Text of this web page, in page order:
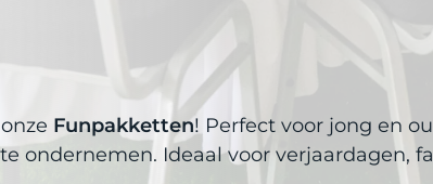
Funpakketten! Perfect voor jong en
ondernemen. Ideaal voor verjaardagen,